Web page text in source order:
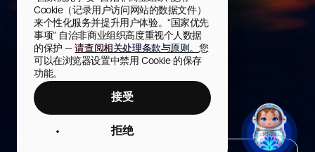
乘坐热气球
Cookie（记录用户访问网站的数据文件）
来个性化服务并提升用户体验。“国家优先
事项” 自治非商业组织高度重视个人数据
的保护 — 请查阅相关处理条款与原则。您
可以在浏览器设置中禁用 Cookie 的保存
功能。
接受
拒绝